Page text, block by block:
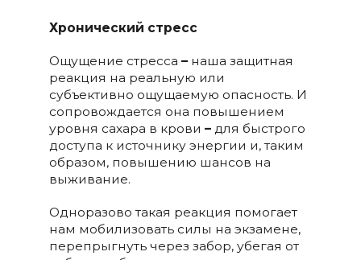
Хронический стресс
Ощущение стресса –наша защитная
реакция на реальную или
субъективно ощущаемую опасность. И
сопровождается она повышением
уровня сахара в крови –для быстрого
доступа к источнику энергии и, таким
образом, повышению шансов на
выживание.
Одноразово такая реакция помогает
нам мобилизовать силы на экзамене,
перепрыгнуть через забор, убегая от